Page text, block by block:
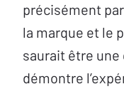
précisément
la marque et le
saurait être une
démontre